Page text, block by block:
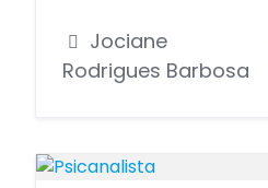
Jociane
Rodrigues Barbosa